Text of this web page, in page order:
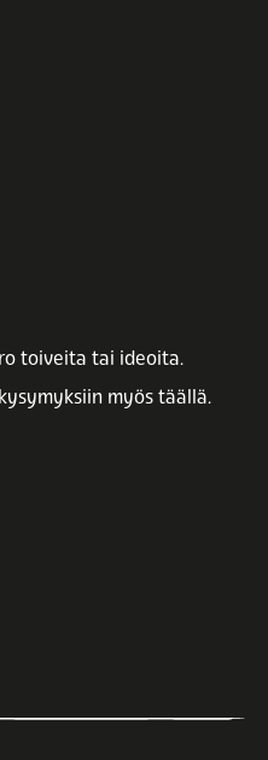
toiveita tai ideoita.
myös täällä.